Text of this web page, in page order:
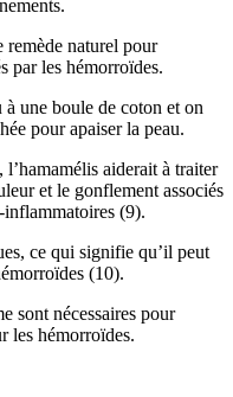
remède naturel pour
par les hémorroïdes.
une boule de coton et on
pour apaiser la peau.
aiderait à traiter
et le gonflement associés
inflammatoires (9).
ce qui signifie qu’il peut
(10).
sont nécessaires pour
les hémorroïdes.